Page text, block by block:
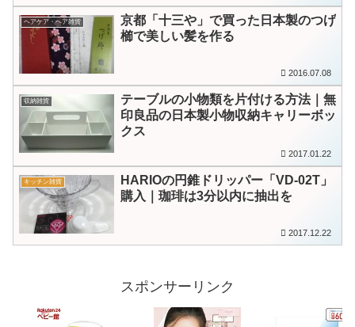
ヘアケア・ヘア雑貨
京都「十三や」で買った日本製のつげ
櫛で美しい髪を作る
2016.07.08
収納雑貨
テーブルの小物類を片付ける方法｜無
印良品の日本製小物収納キャリーボッ
クス
2017.01.22
キッチン雑貨
HARIOの円錐ドリッパー「VD-02T」
購入｜珈琲は3分以内に抽出を
2017.12.22
スポンサーリンク